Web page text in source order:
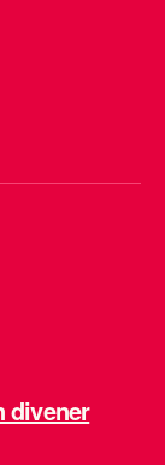
divener